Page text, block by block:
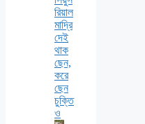
রিয়াল
মাদ্রি
দেই
থাক
ছেন,
করে
ছেন
চুক্তি
ও